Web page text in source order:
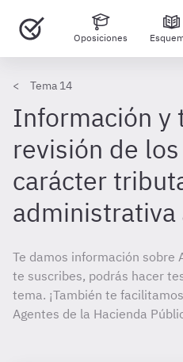
Oposiciones
Tema 14
Información y
revisión de
carácter
administrativa
Te damos información sobre
te suscribes, podrás hacer
tema. ¡También te
Agentes de la Hacienda